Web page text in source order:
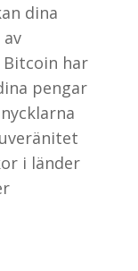
dina
har
pengar
i länder